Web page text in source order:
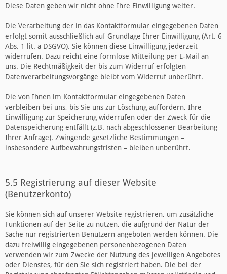
Diese Daten geben wir nicht ohne Ihre Einwilligung weiter.
Die Verarbeitung der in das Kontaktformular eingegebenen Daten
erfolgt somit ausschließlich auf Grundlage Ihrer Einwilligung (Art. 6
Abs. 1 lit. a DSGVO). Sie können diese Einwilligung jederzeit
widerrufen. Dazu reicht eine formlose Mitteilung per E-Mail an
uns. Die Rechtmäßigkeit der bis zum Widerruf erfolgten
Datenverarbeitungsvorgänge bleibt vom Widerruf unberührt.
Die von Ihnen im Kontaktformular eingegebenen Daten
verbleiben bei uns, bis Sie uns zur Löschung auffordern, Ihre
Einwilligung zur Speicherung widerrufen oder der Zweck für die
Datenspeicherung entfällt (z.B. nach abgeschlossener Bearbeitung
Ihrer Anfrage). Zwingende gesetzliche Bestimmungen –
insbesondere Aufbewahrungsfristen – bleiben unberührt.
5.5 Registrierung auf dieser Website
(Benutzerkonto)
Sie können sich auf unserer Website registrieren, um zusätzliche
Funktionen auf der Seite zu nutzen, die aufgrund der Natur der
Sache nur registrierten Benutzern angeboten werden können. Die
dazu freiwillig eingegebenen personenbezogenen Daten
verwenden wir zum Zwecke der Nutzung des jeweiligen Angebotes
oder Dienstes, für den Sie sich registriert haben. Die bei der